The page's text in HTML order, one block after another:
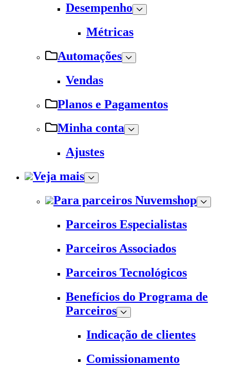
Desempenho
Métricas
Automações
Vendas
Planos e Pagamentos
Minha conta
Ajustes
Veja mais
Para parceiros Nuvemshop
Parceiros Especialistas
Parceiros Associados
Parceiros Tecnológicos
Benefícios do Programa de
Parceiros
Indicação de clientes
Comissionamento